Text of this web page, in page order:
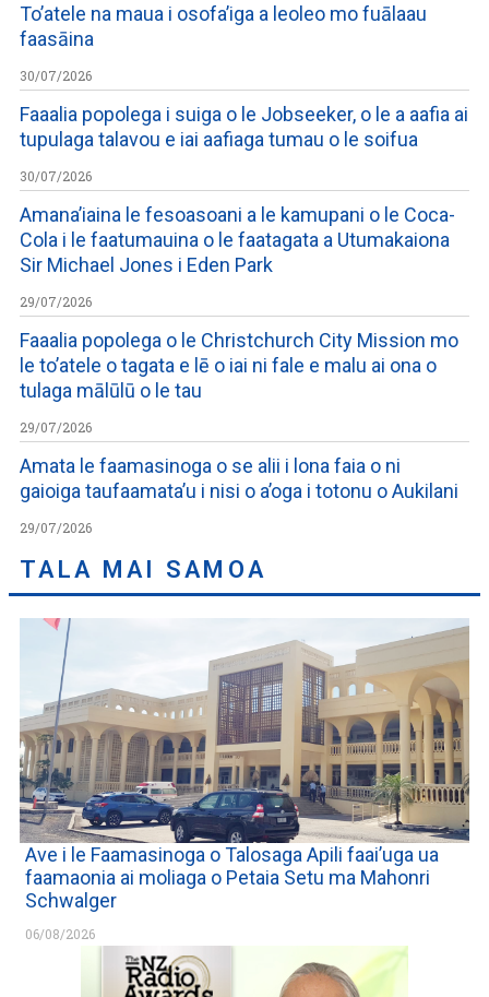
To’atele na maua i osofa’iga a leoleo mo fuālaau
faasāina
30/07/2026
Faaalia popolega i suiga o le Jobseeker, o le a aafia ai
tupulaga talavou e iai aafiaga tumau o le soifua
30/07/2026
Amana’iaina le fesoasoani a le kamupani o le Coca-
Cola i le faatumauina o le faatagata a Utumakaiona
Sir Michael Jones i Eden Park
29/07/2026
Faaalia popolega o le Christchurch City Mission mo
le to’atele o tagata e lē o iai ni fale e malu ai ona o
tulaga mālūlū o le tau
29/07/2026
Amata le faamasinoga o se alii i lona faia o ni
gaioiga taufaamata’u i nisi o a’oga i totonu o Aukilani
29/07/2026
TALA MAI SAMOA
Ave i le Faamasinoga o Talosaga Apili faai’uga ua
faamaonia ai moliaga o Petaia Setu ma Mahonri
Schwalger
06/08/2026